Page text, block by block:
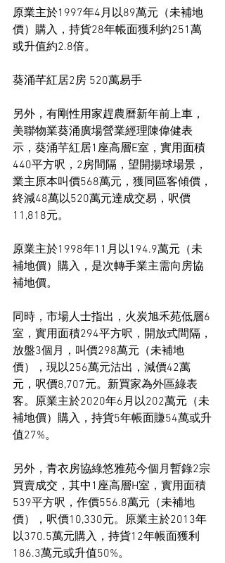
原業主於1997年4月以89萬元（未補地
價）購入，持貨28年帳面獲利約251萬
或升值約2.8倍。
葵涌芊紅居2房 520萬易手
另外，有剛性用家趕農曆新年前上車，
美聯物業葵涌廣場營業經理陳偉健表
示，葵涌芊紅居1座高層E室，實用面積
440平方呎，2房間隔，望開揚球場景，
業主原本叫價568萬元，獲同區客傾價，
終減48萬以520萬元達成交易，呎價
11,818元。
原業主於1998年11月以194.9萬元（未
補地價）購入，是次轉手業主需向房協
補地價。
同時，市場人士指出，火炭旭禾苑低層6
室，實用面積294平方呎，開放式間隔，
放盤3個月，叫價298萬元（未補地
價），現以256萬元沽出，減價42萬
元，呎價8,707元。新買家為外區綠表
客。原業主於2020年6月以202萬元（未
補地價）購入，持貨5年帳面賺54萬或升
值27%。
另外，青衣房協綠悠雅苑今個月暫錄2宗
買賣成交，其中1座高層H室，實用面積
539平方呎，作價556.8萬元（未補地
價），呎價10,330元。原業主於2013年
以370.5萬元購入，持貨12年帳面獲利
186.3萬元或升值50%。